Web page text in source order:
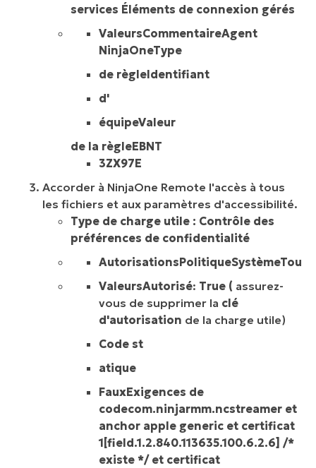
services Éléments de connexion gérés
ValeursCommentaireAgent
NinjaOneType
de règleIdentifiant
d'
équipeValeur
de la règleEBNT
3ZX97E
Accorder à NinjaOne Remote l'accès à tous
les fichiers et aux paramètres d'accessibilité.
Type de charge utile : Contrôle des
préférences de confidentialité
ValeursAutorisé: True ( assurez-
vous de supprimer la clé
d'autorisation de la charge utile)
Code st
atique
FauxExigences de
codecom.ninjarmm.ncstreamer et
anchor apple generic et certificat
1[field.1.2.840.113635.100.6.2.6] /*
existe */ et certificat